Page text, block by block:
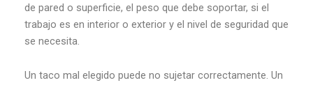
de pared o superficie, el peso que debe soportar, si el
trabajo es en interior o exterior y el nivel de seguridad que
se necesita.
Un taco mal elegido puede no sujetar correctamente. Un